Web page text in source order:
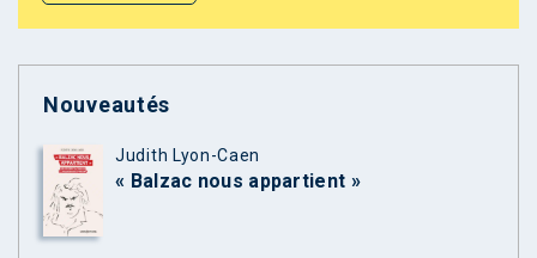
Nouveautés
Judith Lyon-Caen
« Balzac nous appartient »